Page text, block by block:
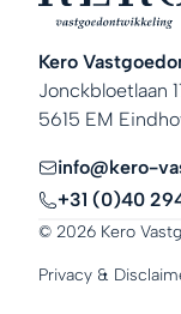
Kero
Jonckbloetlaan
5615 EM
info@kero-
+31 (0)40
© 2026 Kero
Privacy &